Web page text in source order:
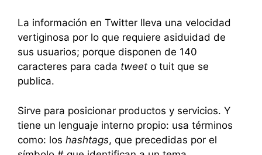
La información en Twitter lleva una velocidad
vertiginosa por lo que requiere asiduidad de
sus usuarios; porque disponen de 140
caracteres para cada tweet o tuit que se
publica.
Sirve para posicionar productos y servicios. Y
tiene un lenguaje interno propio: usa términos
como: los hashtags, que precedidas por el